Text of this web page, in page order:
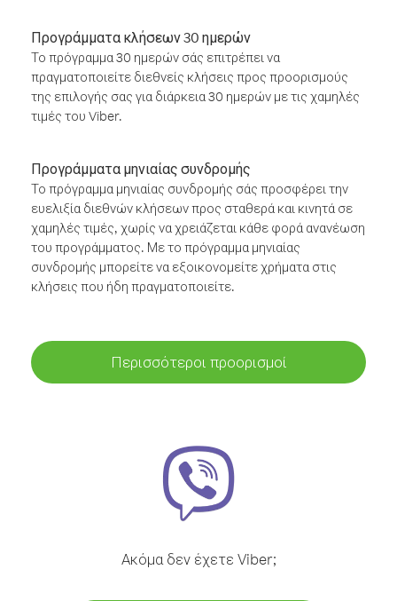
Προγράμματα κλήσεων 30 ημερών
Το πρόγραμμα 30 ημερών σάς επιτρέπει να
πραγματοποιείτε διεθνείς κλήσεις προς προορισμούς
της επιλογής σας για διάρκεια 30 ημερών με τις χαμηλές
τιμές του Viber.
Προγράμματα μηνιαίας συνδρομής
Το πρόγραμμα μηνιαίας συνδρομής σάς προσφέρει την
ευελιξία διεθνών κλήσεων προς σταθερά και κινητά σε
χαμηλές τιμές, χωρίς να χρειάζεται κάθε φορά ανανέωση
του προγράμματος. Με το πρόγραμμα μηνιαίας
συνδρομής μπορείτε να εξοικονομείτε χρήματα στις
κλήσεις που ήδη πραγματοποιείτε.
Περισσότεροι προορισμοί
Ακόμα δεν έχετε Viber;